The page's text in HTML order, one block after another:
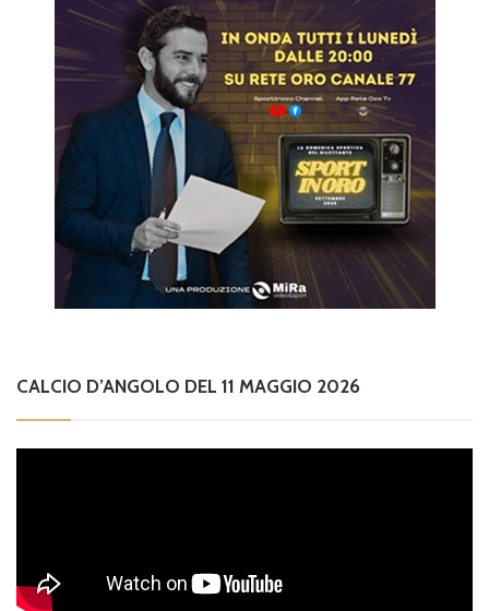
CALCIO D’ANGOLO DEL 11 MAGGIO 2026